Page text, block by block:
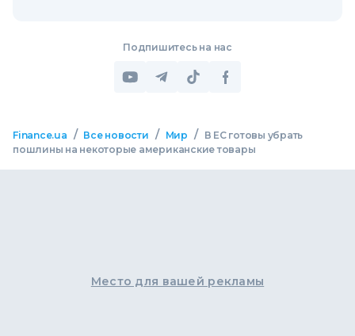
Подпишитесь на нас
Finance.ua / Все новости / Мир /
В ЕС готовы убрать
пошлины на некоторые американские товары
Место для вашей рекламы